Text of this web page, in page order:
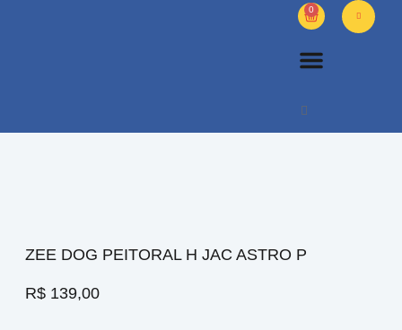
0
ZEE DOG PEITORAL H JAC ASTRO P
R$ 139,00